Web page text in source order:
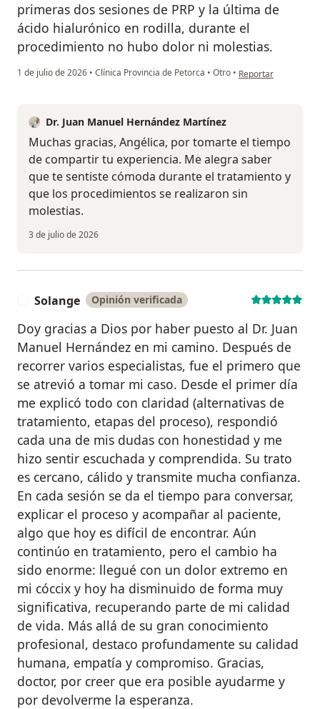
primeras dos sesiones de PRP y la última de
ácido hialurónico en rodilla, durante el
procedimiento no hubo dolor ni molestias.
1 de julio de 2026 • Clínica Provincia de Petorca • Otro • en opinión del
Reportar
Dr. Juan Manuel Hernández Martínez
Muchas gracias, Angélica, por tomarte el tiempo
de compartir tu experiencia. Me alegra saber
que te sentiste cómoda durante el tratamiento y
que los procedimientos se realizaron sin
molestias.
3 de julio de 2026
Solange Opinión verificada
Doy gracias a Dios por haber puesto al Dr. Juan
Manuel Hernández en mi camino. Después de
recorrer varios especialistas, fue el primero que
se atrevió a tomar mi caso. Desde el primer día
me explicó todo con claridad (alternativas de
tratamiento, etapas del proceso), respondió
cada una de mis dudas con honestidad y me
hizo sentir escuchada y comprendida. Su trato
es cercano, cálido y transmite mucha confianza.
En cada sesión se da el tiempo para conversar,
explicar el proceso y acompañar al paciente,
algo que hoy es difícil de encontrar. Aún
continúo en tratamiento, pero el cambio ha
sido enorme: llegué con un dolor extremo en
mi cóccix y hoy ha disminuido de forma muy
significativa, recuperando parte de mi calidad
de vida. Más allá de su gran conocimiento
profesional, destaco profundamente su calidad
humana, empatía y compromiso. Gracias,
doctor, por creer que era posible ayudarme y
por devolverme la esperanza.